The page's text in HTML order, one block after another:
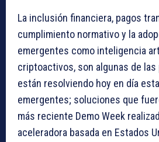
La inclusión financiera, pagos
cumplimiento normativo y la
emergentes como inteligencia
criptoactivos, son algunas de
están resolviendo hoy en día
emergentes; soluciones que
más reciente Demo Week
aceleradora basada en Estados